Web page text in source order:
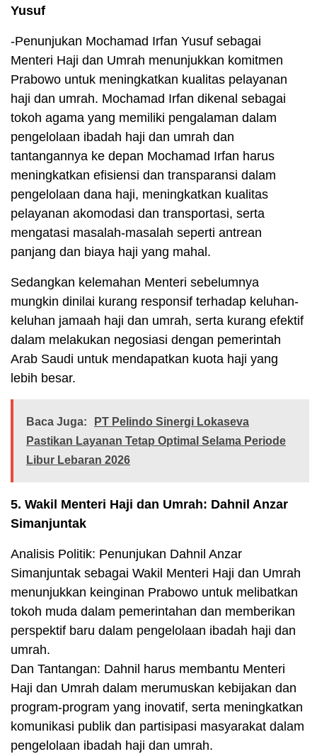
Yusuf
-Penunjukan Mochamad Irfan Yusuf sebagai
Menteri Haji dan Umrah menunjukkan komitmen
Prabowo untuk meningkatkan kualitas pelayanan
haji dan umrah. Mochamad Irfan dikenal sebagai
tokoh agama yang memiliki pengalaman dalam
pengelolaan ibadah haji dan umrah dan
tantangannya ke depan Mochamad Irfan harus
meningkatkan efisiensi dan transparansi dalam
pengelolaan dana haji, meningkatkan kualitas
pelayanan akomodasi dan transportasi, serta
mengatasi masalah-masalah seperti antrean
panjang dan biaya haji yang mahal.
Sedangkan kelemahan Menteri sebelumnya
mungkin dinilai kurang responsif terhadap keluhan-
keluhan jamaah haji dan umrah, serta kurang efektif
dalam melakukan negosiasi dengan pemerintah
Arab Saudi untuk mendapatkan kuota haji yang
lebih besar.
Baca Juga:
PT Pelindo Sinergi Lokaseva
Pastikan Layanan Tetap Optimal Selama Periode
Libur Lebaran 2026
5. Wakil Menteri Haji dan Umrah: Dahnil Anzar
Simanjuntak
Analisis Politik: Penunjukan Dahnil Anzar
Simanjuntak sebagai Wakil Menteri Haji dan Umrah
menunjukkan keinginan Prabowo untuk melibatkan
tokoh muda dalam pemerintahan dan memberikan
perspektif baru dalam pengelolaan ibadah haji dan
umrah.
Dan Tantangan: Dahnil harus membantu Menteri
Haji dan Umrah dalam merumuskan kebijakan dan
program-program yang inovatif, serta meningkatkan
komunikasi publik dan partisipasi masyarakat dalam
pengelolaan ibadah haji dan umrah.